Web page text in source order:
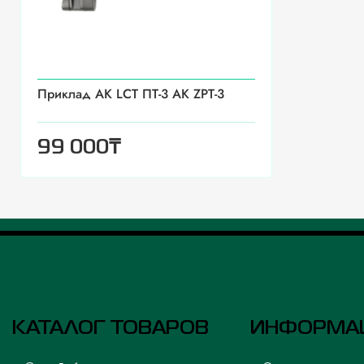
Приклад АК LCT ПТ-3 АК ZPT-3
99 000₸
КАТАЛОГ ТОВАРОВ